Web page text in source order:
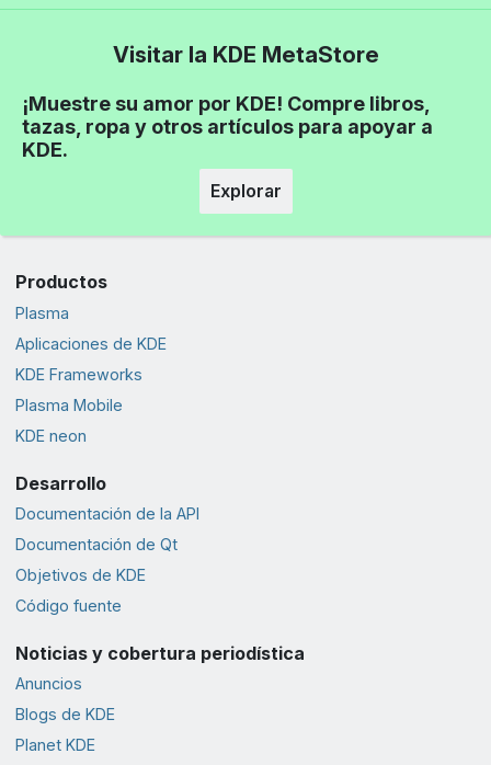
Visitar la KDE MetaStore
¡Muestre su amor por KDE! Compre libros,
tazas, ropa y otros artículos para apoyar a
KDE.
Explorar
Productos
Plasma
Aplicaciones de KDE
KDE Frameworks
Plasma Mobile
KDE neon
Desarrollo
Documentación de la API
Documentación de Qt
Objetivos de KDE
Código fuente
Noticias y cobertura periodística
Anuncios
Blogs de KDE
Planet KDE